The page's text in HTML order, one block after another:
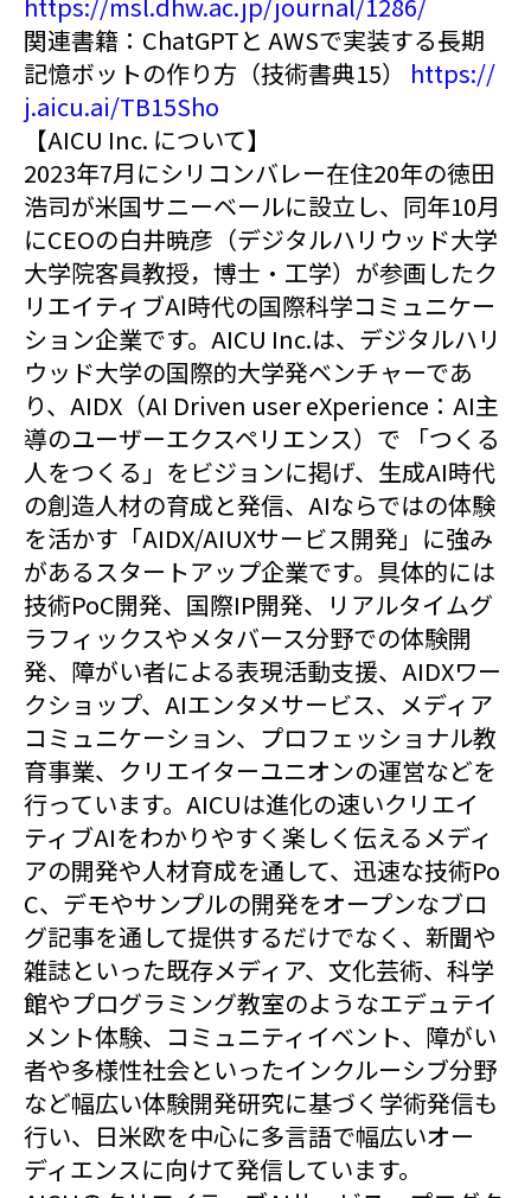
関連書籍：ChatGPTと AWSで実装する長期
記憶ボットの作り方（技術書典15） https://
j.aicu.ai/TB15Sho
【AICU Inc. について】
2023年7月にシリコンバレー在住20年の徳田
浩司が米国サニーベールに設立し、同年10月
にCEOの白井暁彦（デジタルハリウッド大学
大学院客員教授，博士・工学）が参画したク
リエイティブAI時代の国際科学コミュニケー
ション企業です。AICU Inc.は、デジタルハリ
ウッド大学の国際的大学発ベンチャーであ
り、AIDX（AI Driven user eXperience：AI主
導のユーザーエクスペリエンス）で 「つくる
人をつくる」をビジョンに掲げ、生成AI時代
の創造人材の育成と発信、AIならではの体験
を活かす「AIDX/AIUXサービス開発」に強み
があるスタートアップ企業です。具体的には
技術PoC開発、国際IP開発、リアルタイムグ
ラフィックスやメタバース分野での体験開
発、障がい者による表現活動支援、AIDXワー
クショップ、AIエンタメサービス、メディア
コミュニケーション、プロフェッショナル教
育事業、クリエイターユニオンの運営などを
行っています。AICUは進化の速いクリエイ
ティブAIをわかりやすく楽しく伝えるメディ
アの開発や人材育成を通して、迅速な技術Po
C、デモやサンプルの開発をオープンなブロ
グ記事を通して提供するだけでなく、新聞や
雑誌といった既存メディア、文化芸術、科学
館やプログラミング教室のようなエデュテイ
メント体験、コミュニティイベント、障がい
者や多様性社会といったインクルーシブ分野
など幅広い体験開発研究に基づく学術発信も
行い、日米欧を中心に多言語で幅広いオー
ディエンスに向けて発信しています。